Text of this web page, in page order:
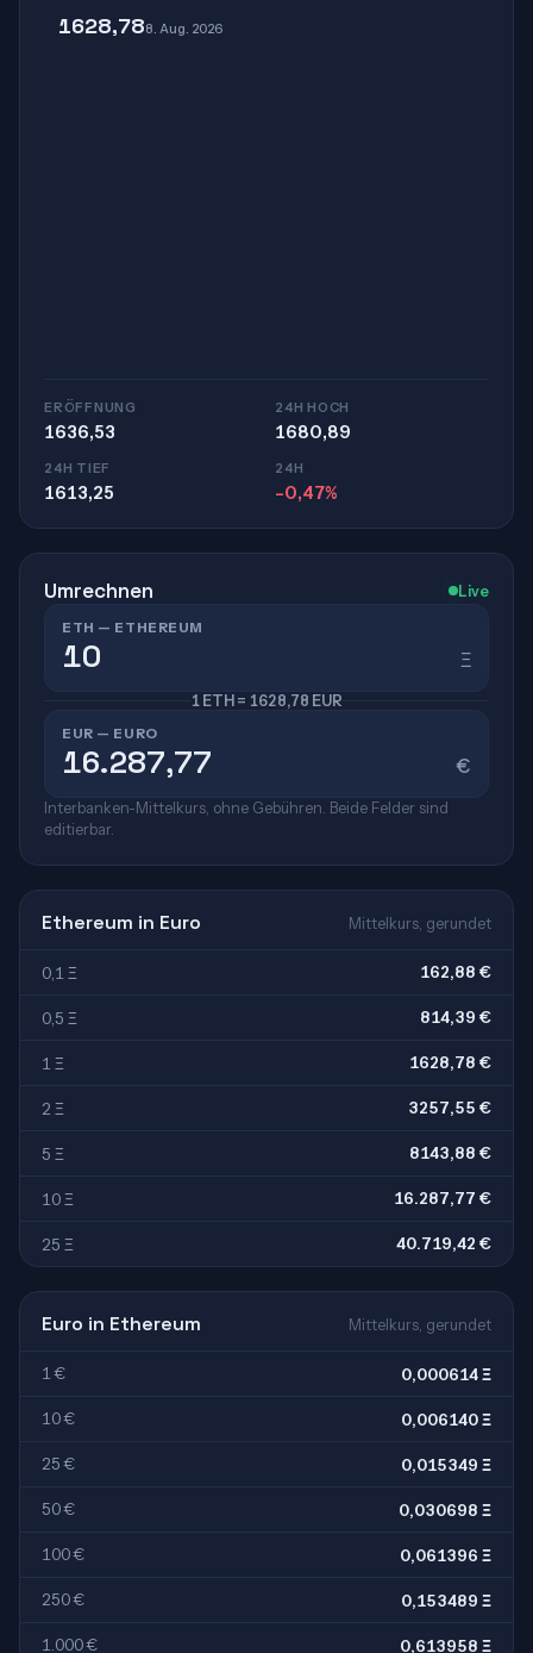
1628,788. Aug. 2026
ERÖFFNUNG
1636,53
24H HOCH
1680,89
24H TIEF
1613,25
24H
-0,47%
Umrechnen Live
ETH — ETHEREUM
Ξ
1 ETH = 1628,78 EUR
EUR — EURO
€
Interbanken-Mittelkurs, ohne Gebühren. Beide Felder sind
editierbar.
Ethereum in Euro Mittelkurs, gerundet
0,1 Ξ 162,88 €
0,5 Ξ 814,39 €
1 Ξ 1628,78 €
2 Ξ 3257,55 €
5 Ξ 8143,88 €
10 Ξ 16.287,77 €
25 Ξ 40.719,42 €
Euro in Ethereum Mittelkurs, gerundet
1 € 0,000614 Ξ
10 € 0,006140 Ξ
25 € 0,015349 Ξ
50 € 0,030698 Ξ
100 € 0,061396 Ξ
250 € 0,153489 Ξ
1.000 € 0,613958 Ξ